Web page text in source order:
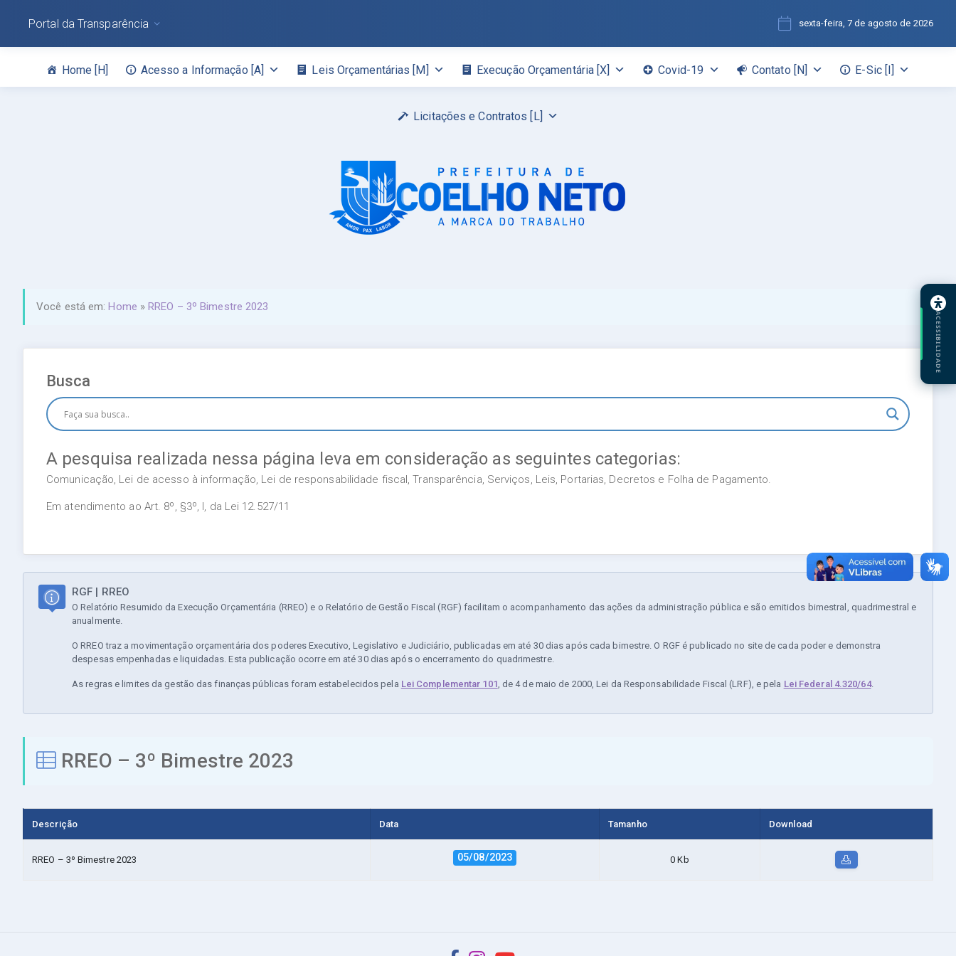
Home [H] Acesso a Informação [A] Leis Orçamentárias [M] Execução Orçamentária [X] Covid-19 Contato [N] E-Sic [I]
Licitações e Contratos [L]
Portal da Transparência sexta-feira, 7 de agosto de 2026
Você está em:Home »RREO – 3º Bimestre 2023
Busca
A pesquisa realizada nessa página leva em consideração as seguintes categorias:
Comunicação, Lei de acesso à informação, Lei de responsabilidade fiscal, Transparência, Serviços, Leis, Portarias, Decretos e Folha de Pagamento.
Em atendimento ao Art. 8º, §3º, I, da Lei 12.527/11
RGF | RREO
O Relatório Resumido da Execução Orçamentária (RREO) e o Relatório de Gestão Fiscal (RGF) facilitam o acompanhamento das ações da administração pública e são emitidos bimestral, quadrimestral e
anualmente.
O RREO traz a movimentação orçamentária dos poderes Executivo, Legislativo e Judiciário, publicadas em até 30 dias após cada bimestre. O RGF é publicado no site de cada poder e demonstra
despesas empenhadas e liquidadas. Esta publicação ocorre em até 30 dias após o encerramento do quadrimestre.
As regras e limites da gestão das finanças públicas foram estabelecidos pela Lei Complementar 101, de 4 de maio de 2000, Lei da Responsabilidade Fiscal (LRF), e pela Lei Federal 4.320/64.
RREO – 3º Bimestre 2023
Descrição Data Tamanho Download
RREO – 3º Bimestre 2023 05/08/2023 0 Kb
ACESSIBILIDADE